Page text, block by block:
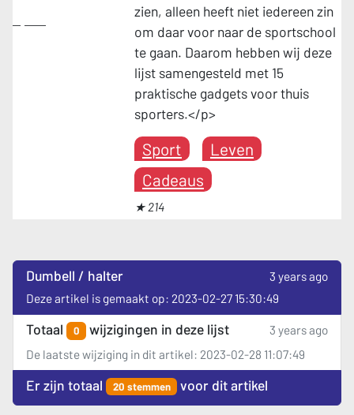
zien, alleen heeft niet iedereen zin
om daar voor naar de sportschool
te gaan. Daarom hebben wij deze
lijst samengesteld met 15
praktische gadgets voor thuis
sporters.</p>
Sport
Leven
Cadeaus
★ 214
Dumbell / halter
3 years ago
Deze artikel is gemaakt op: 2023-02-27 15:30:49
Totaal 0 wijzigingen in deze lijst
3 years ago
De laatste wijziging in dit artikel: 2023-02-28 11:07:49
Er zijn totaal 20 stemmen voor dit artikel